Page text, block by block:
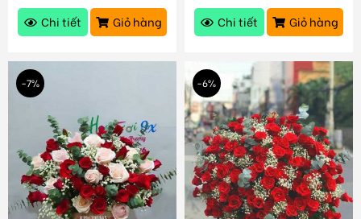
Chi tiết
Giỏ hàng
Chi tiết
Giỏ hàng
-7% -6%